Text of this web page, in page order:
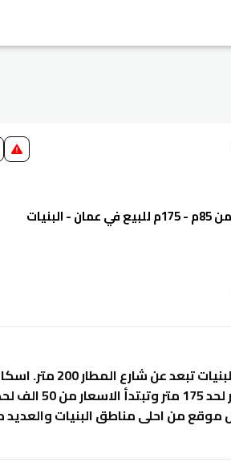
لحق احجز شقتك وتملك شقه بالبنيات تبعد
من احلى مناطق البنيات والعديد